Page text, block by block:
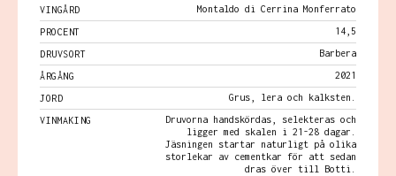
VINGÅRD Montaldo di Cerrina Monferrato
PROCENT 14,5
DRUVSORT Barbera
ÅRGÅNG 2021
JORD Grus, lera och kalksten.
VINMAKING
Druvorna handskördas, selekteras och
ligger med skalen i 21-28 dagar.
Jäsningen startar naturligt på olika
storlekar av cementkar för att sedan
dras över till Botti.